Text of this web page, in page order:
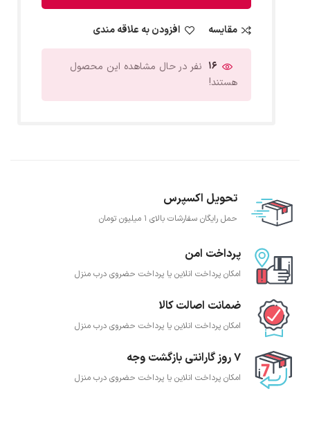
مقایسه افزودن به علاقه مندی
16 نفر در حال مشاهده این محصول
هستند!
تحویل اکسپرس
حمل رایگان سفارشات بالای 1 میلیون تومان
پرداخت امن
امکان پرداخت انلاین یا پرداخت حضروی درب منزل
ضمانت اصالت کالا
امکان پرداخت انلاین یا پرداخت حضروی درب منزل
7 روز گارانتی بازگشت وجه
امکان پرداخت انلاین یا پرداخت حضروی درب منزل